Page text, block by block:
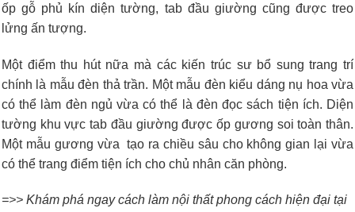
ốp gỗ phủ kín diện tường, tab đầu giường cũng được treo
lửng ấn tượng.
Một điểm thu hút nữa mà các kiến trúc sư bổ sung trang trí
chính là mẫu đèn thả trần. Một mẫu đèn kiểu dáng nụ hoa vừa
có thể làm đèn ngủ vừa có thể là đèn đọc sách tiện ích. Diện
tường khu vực tab đầu giường được ốp gương soi toàn thân.
Một mẫu gương vừa tạo ra chiều sâu cho không gian lại vừa
có thể trang điểm tiện ích cho chủ nhân căn phòng.
=>> Khám phá ngay cách làm nội thất phong cách hiện đại tại